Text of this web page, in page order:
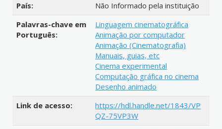
País:
Não Informado pela instituição
Palavras-chave em
Português:
Linguagem cinematográfica
Animação por computador
Animação (Cinematografia)
Manuais, guias, etc
Cinema experimental
Computação gráfica no cinema
Desenho animado
Link de acesso:
https://hdl.handle.net/1843/VP
QZ-75VP3W